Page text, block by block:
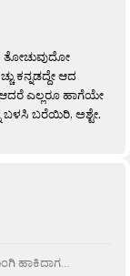
ತೋಚುವುದೋ
ಕನ್ನಡದ್ದೇ ಆದ
ಆದರೆ ಎಲ್ಲರೂ ಹಾಗೆಯೇ
ಬಳಸಿ ಬರೆಯಿರಿ, ಅಶ್ಟೇ.
ಹಾಕಿದಾಗ…